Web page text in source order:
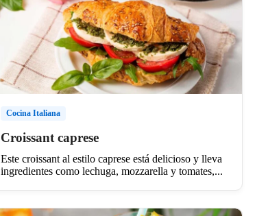
Cocina Italiana
Croissant caprese
Este croissant al estilo caprese está delicioso y lleva
ingredientes como lechuga, mozzarella y tomates,...